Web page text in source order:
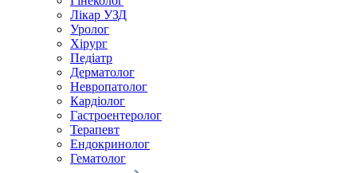
Лікар УЗД
Уролог
Хірург
Педіатр
Дерматолог
Невропатолог
Кардіолог
Гастроентеролог
Терапевт
Ендокринолог
Гематолог